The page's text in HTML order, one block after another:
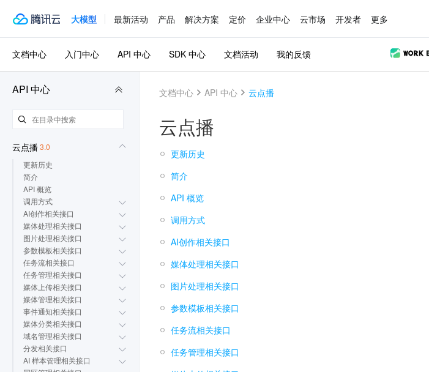
大模型 最新活动 产品 解决方案 定价 企业中心 云市场 开发者 更多
API 中心
密钥管理系统
域名注册
SSL 证书
数据万象
云点播3.0
更新历史
简介
API 概览
调用方式
AI创作相关接口
媒体处理相关接口
图片处理相关接口
参数模板相关接口
任务流相关接口
任务管理相关接口
媒体上传相关接口
媒体管理相关接口
事件通知相关接口
媒体分类相关接口
域名管理相关接口
分发相关接口
AI 样本管理相关接口
文档中心 入门中心 API 中心 SDK 中心 文档活动 我的反馈
文档中心 API 中心 云点播
云点播
更新历史
简介
API 概览
调用方式
AI创作相关接口
媒体处理相关接口
图片处理相关接口
参数模板相关接口
任务流相关接口
任务管理相关接口